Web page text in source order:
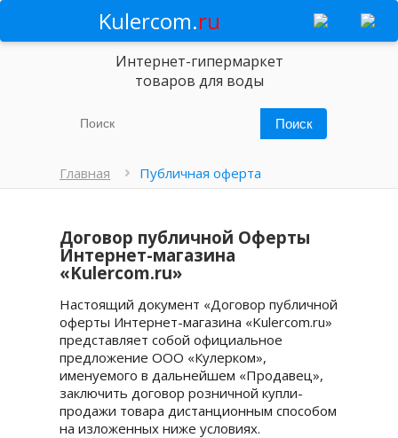
Kulercom.ru
Интернет-гипермаркет
товаров для воды
Главная Публичная оферта
Договор публичной Оферты
Интернет-магазина
«Kulercom.ru»
Настоящий документ «Договор публичной
оферты Интернет-магазина «Kulercom.ru»
представляет собой официальное
предложение ООО «Кулерком»,
именуемого в дальнейшем «Продавец»,
заключить договор розничной купли-
продажи товара дистанционным способом
на изложенных ниже условиях.